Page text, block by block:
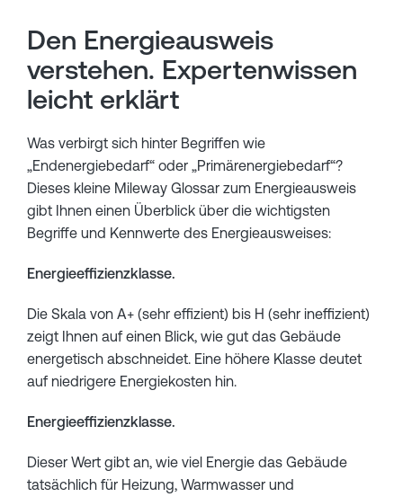
Den Energieausweis
verstehen. Expertenwissen
leicht erklärt
Was verbirgt sich hinter Begriffen wie
„Endenergiebedarf“ oder „Primärenergiebedarf“?
Dieses kleine Mileway Glossar zum Energieausweis
gibt Ihnen einen Überblick über die wichtigsten
Begriffe und Kennwerte des Energieausweises:
Energieeffizienzklasse.
Die Skala von A+ (sehr effizient) bis H (sehr ineffizient)
zeigt Ihnen auf einen Blick, wie gut das Gebäude
energetisch abschneidet. Eine höhere Klasse deutet
auf niedrigere Energiekosten hin.
Energieeffizienzklasse.
Dieser Wert gibt an, wie viel Energie das Gebäude
tatsächlich für Heizung, Warmwasser und